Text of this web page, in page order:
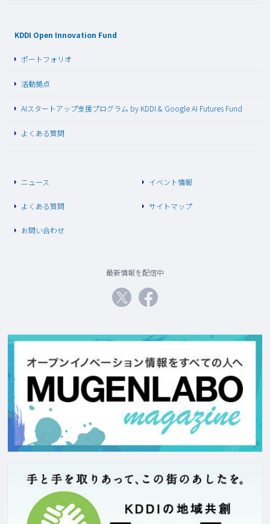
KDDI Open Innovation Fund
ポートフォリオ
活動拠点
AIスタートアップ支援プログラム by KDDI & Google AI Futures Fund
よくある質問
ニュース イベント情報
よくある質問 サイトマップ
お問い合わせ
最新情報を配信中